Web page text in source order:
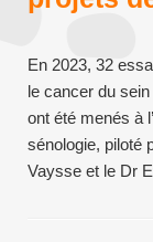
En 2023, 32
le cancer du
ont été menés à
sénologie, piloté
Vaysse et le Dr